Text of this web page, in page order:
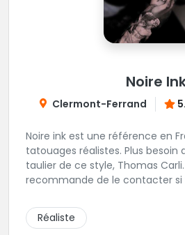
Noire
Clermont-Ferrand
Noire ink est une référence en
tatouages réalistes. Plus besoin
taulier de ce style, Thomas
recommande de le contacter si
habituellement.
Réaliste